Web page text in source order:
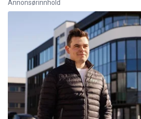
Annonsørinnhold